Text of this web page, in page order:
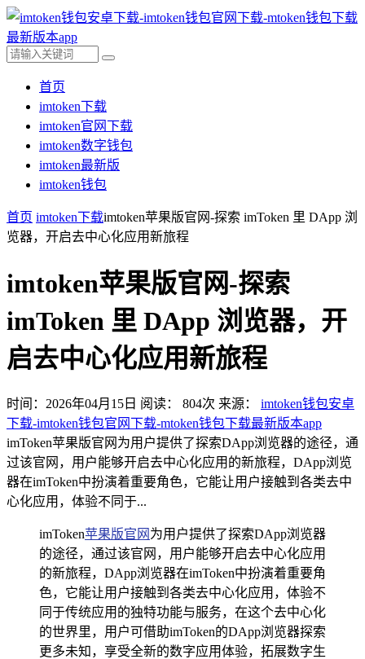
首页
imtoken下载
imtoken官网下载
imtoken数字钱包
imtoken最新版
imtoken钱包
首页 imtoken下载imtoken苹果版官网-探索 imToken 里 DApp 浏
览器，开启去中心化应用新旅程
imtoken苹果版官网-探索
imToken 里 DApp 浏览器，开
启去中心化应用新旅程
时间：2026年04月15日 阅读： 804次 来源： imtoken钱包安卓
下载-imtoken钱包官网下载-mtoken钱包下载最新版本app
imToken苹果版官网为用户提供了探索DApp浏览器的途径，通
过该官网，用户能够开启去中心化应用的新旅程，DApp浏览
器在imToken中扮演着重要角色，它能让用户接触到各类去中
心化应用，体验不同于...
imToken苹果版官网 为用户提供了探索DApp浏览器
的途径，通过该官网，用户能够开启去中心化应用
的新旅程，DApp浏览器在imToken中扮演着重要角
色，它能让用户接触到各类去中心化应用，体验不
同于传统应用的独特功能与服务，在这个去中心化
的世界里，用户可借助imToken的DApp浏览器探索
更多未知，享受全新的数字应用体验，拓展数字生